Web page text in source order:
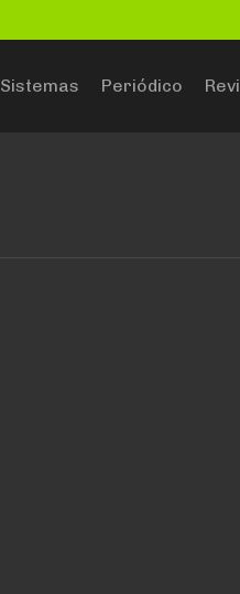
Sistemas Periódico